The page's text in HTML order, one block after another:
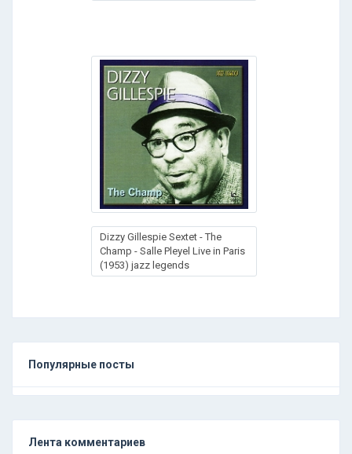
Dizzy Gillespie Sextet - The
Champ - Salle Pleyel Live in Paris
(1953) jazz legends
Популярные посты
Лента комментариев